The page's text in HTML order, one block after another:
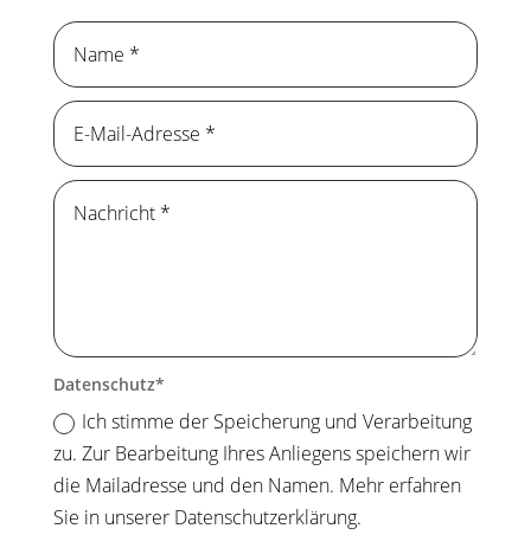
Datenschutz
Ich stimme der Speicherung und Verarbeitung
zu. Zur Bearbeitung Ihres Anliegens speichern wir
die Mailadresse und den Namen. Mehr erfahren
Sie in unserer Datenschutzerklärung.